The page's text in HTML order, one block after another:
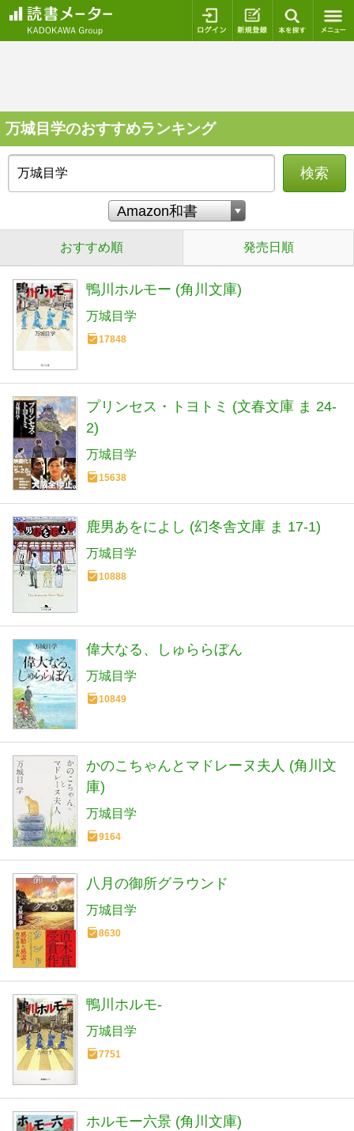
ログイン 新規登録
万城目学のおすすめランキング
検索
おすすめ順 発売日順
鴨川ホルモー (角川文庫)
万城目学
17848
プリンセス・トヨトミ (文春文庫 ま 24-
2)
万城目学
15638
鹿男あをによし (幻冬舎文庫 ま 17-1)
万城目学
10888
偉大なる、しゅららぼん
万城目学
10849
かのこちゃんとマドレーヌ夫人 (角川文
庫)
万城目学
9164
八月の御所グラウンド
万城目学
8630
鴨川ホルモ-
万城目学
7751
ホルモー六景 (角川文庫)